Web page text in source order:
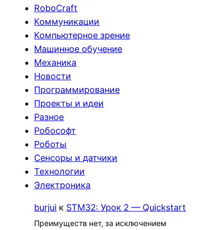
RoboCraft
Коммуникации
Компьютерное зрение
Машинное обучение
Механика
Новости
Программирование
Проекты и идеи
Разное
Робософт
Роботы
Сенсоры и датчики
Технологии
Электроника
burjui к STM32: Урок 2 — Quickstart
Преимуществ нет, за исключением